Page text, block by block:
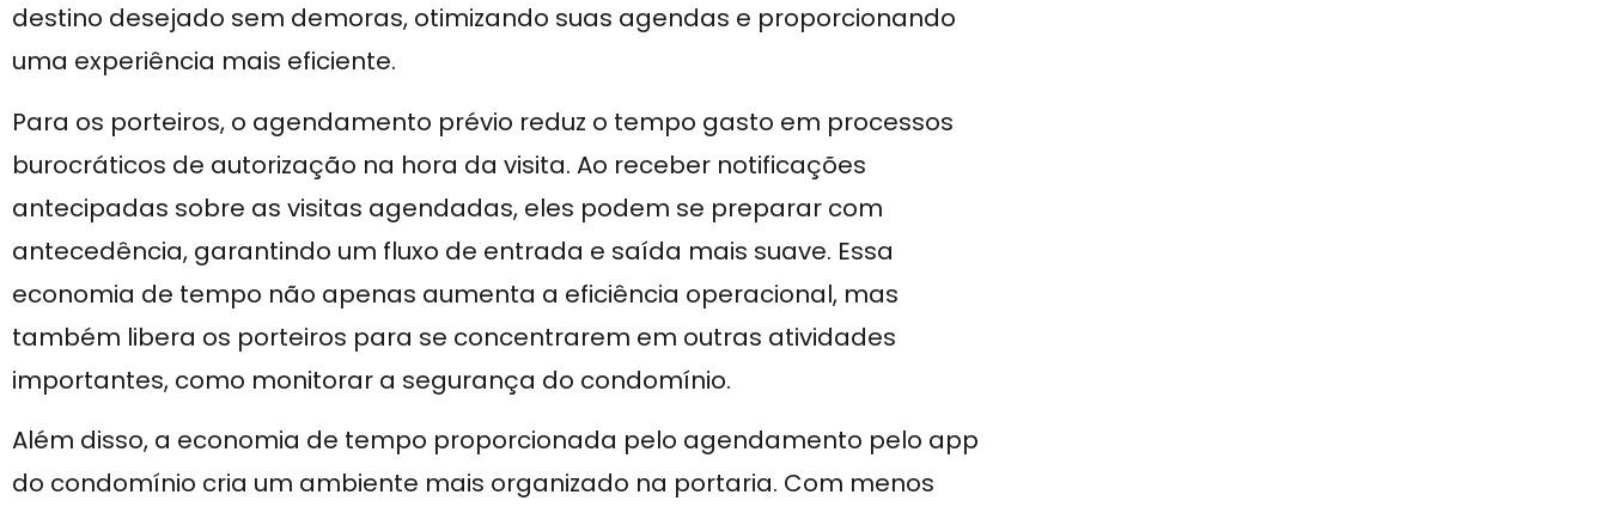
destino desejado sem demoras, otimizando suas agendas e proporcionando
uma experiência mais eficiente.
Para os porteiros, o agendamento prévio reduz o tempo gasto em processos
burocráticos de autorização na hora da visita. Ao receber notificações
antecipadas sobre as visitas agendadas, eles podem se preparar com
antecedência, garantindo um fluxo de entrada e saída mais suave. Essa
economia de tempo não apenas aumenta a eficiência operacional, mas
também libera os porteiros para se concentrarem em outras atividades
importantes, como monitorar a segurança do condomínio.
Além disso, a economia de tempo proporcionada pelo agendamento pelo app
do condomínio cria um ambiente mais organizado na portaria. Com menos